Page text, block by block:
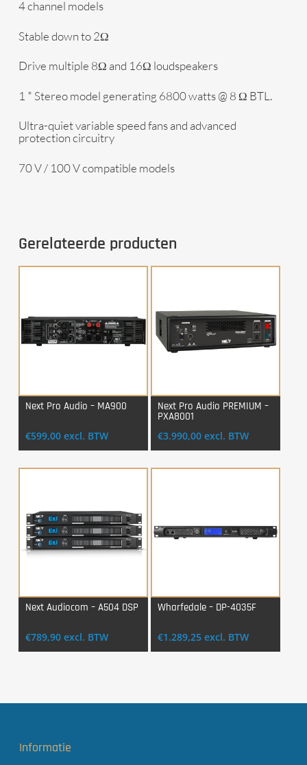
4 channel models
Stable down to 2Ω
Drive multiple 8Ω and 16Ω loudspeakers
1 * Stereo model generating 6800 watts @ 8 Ω BTL.
Ultra-quiet variable speed fans and advanced
protection circuitry
70 V / 100 V compatible models
Gerelateerde producten
Next Pro Audio – MA900
€599,00 excl. BTW
Login Voor Aankoop
Next Pro Audio PREMIUM –
PXA8001
€3.990,00 excl. BTW
Next Audiocom – A504 DSP
€789,90 excl. BTW
Wharfedale – DP-4035F
€1.289,25 excl. BTW
Informatie